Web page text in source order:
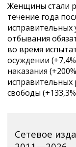
Женщины стали
течение года
исправительных
отбывания
во время
осуждении
наказания
исправительных
свободы
Сетевое